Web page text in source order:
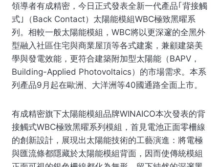
領導者有成精密，今日正式發表全新一代產品｢背接觸
式｣（Back Contact）太陽能模組WBC極致黑曜系
列。相較一般太陽能模組，WBC將以更深邃的全黑外
型融入社區住宅與商業屋頂等各式建案，兼顧建築美
學與發電效能，更符合建築附加型太陽能（BAPV，
Building-Applied Photovoltaics）的市場需求。本系
列產品9月起在歐洲、大洋洲等40國通路全面上市。
有成精密旗下太陽能模組品牌WINAICO本次發表的背
接觸式WBC極致黑曜系列模組，首見電池正面零柵線
的創新設計，展現出太陽能技術的工藝演進：將電極
與匯流條都隱藏於太陽能模組背面，因而使傳統模組